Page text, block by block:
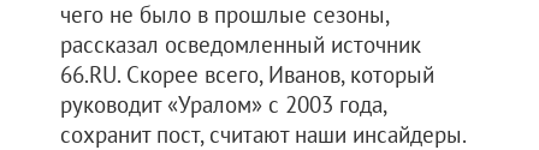
чего не было в прошлые сезоны,
рассказал осведомленный источник
66.RU. Скорее всего, Иванов, который
руководит «Уралом» с 2003 года,
сохранит пост, считают наши инсайдеры.